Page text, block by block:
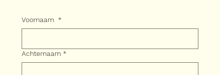
Voornaam *
Achternaam *